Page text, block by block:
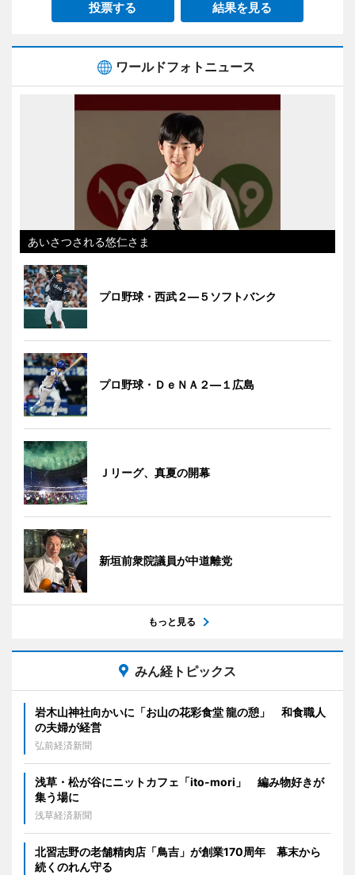
投票する 結果を見る
ワールドフォトニュース
あいさつされる悠仁さま
プロ野球・西武２―５ソフトバンク
プロ野球・ＤｅＮＡ２―１広島
Ｊリーグ、真夏の開幕
新垣前衆院議員が中道離党
もっと見る
みん経トピックス
岩木山神社向かいに「お山の花彩食堂 龍の憩」 和食職人
の夫婦が経営
弘前経済新聞
浅草・松が谷にニットカフェ「ito-mori」 編み物好きが
集う場に
浅草経済新聞
北習志野の老舗精肉店「鳥吉」が創業170周年 幕末から
続くのれん守る